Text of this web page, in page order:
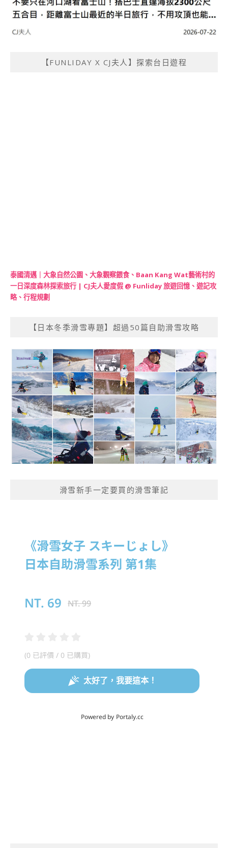
【FUNLIDAY X CJ夫人】探索台日遊程
泰國清邁｜大象自然公園、大象觀察餵食、Baan Kang Wat藝術村的
一日深度森林探索旅行 | CJ夫人愛度假 @ Funliday 旅遊回憶、遊記攻
略、行程規劃
【日本冬季滑雪專題】超過50篇自助滑雪攻略
滑雪新手一定要買的滑雪筆記